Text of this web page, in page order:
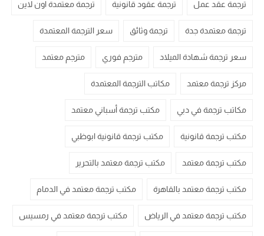
ترجمة عقد عمل ترجمة عقود قانونية ترجمة معتمدة اون لاين
ترجمة معتمدة جدة ترجمة وثائق سعر الترجمة المعتمدة
سعر ترجمة شهادة الميلاد مترجم فوري مترجم معتمد
مركز ترجمة معتمد مكاتب الترجمة المعتمدة
مكاتب ترجمة في دبي مكتب ترجمة أسباني معتمد
مكتب ترجمة قانونية مكتب ترجمة قانونية ابوظبي
مكتب ترجمة معتمد مكتب ترجمة معتمد بالتحرير
مكتب ترجمة معتمد بالقاهرة مكتب ترجمة معتمد في الدمام
مكتب ترجمة معتمد في الرياض مكتب ترجمة معتمد في رمسيس